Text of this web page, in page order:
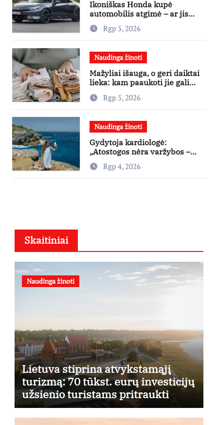
Ikoniškas Honda kupė
automobilis atgimė – ar jis
pateisins pirkėjų lūkesčius?
Rgp 5, 2026
Naudinga žinoti
Mažyliai išauga, o geri daiktai
lieka: kam paaukoti jie gali
būti aukso vertės?
Rgp 5, 2026
Naudinga žinoti
Gydytoja kardiologė:
„Atostogos nėra varžybos –
nereikia stengtis per vieną
dieną pamatyti visų lankytinų
vietų“
Rgp 4, 2026
Skaitiniai
Naudinga žinoti
Lietuva stiprina atvykstamąjį
turizmą: 70 tūkst. eurų investicijų
užsienio turistams pritraukti